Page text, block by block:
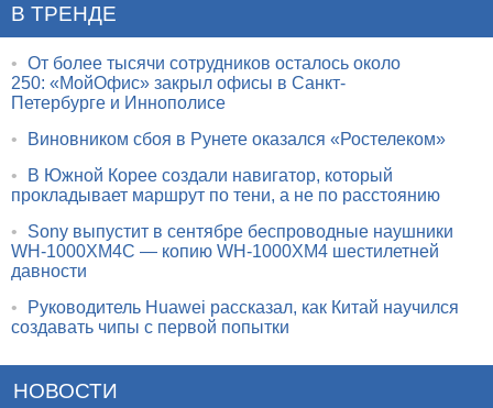
В ТРЕНДЕ
• От более тысячи сотрудников осталось около
250: «МойОфис» закрыл офисы в Санкт-
Петербурге и Иннополисе
•
Виновником сбоя в Рунете оказался «Ростелеком»
•
В Южной Корее создали навигатор, который
прокладывает маршрут по тени, а не по расстоянию
•
Sony выпустит в сентябре беспроводные наушники
WH-1000XM4C — копию WH-1000XM4 шестилетней
давности
•
Руководитель Huawei рассказал, как Китай научился
создавать чипы с первой попытки
НОВОСТИ